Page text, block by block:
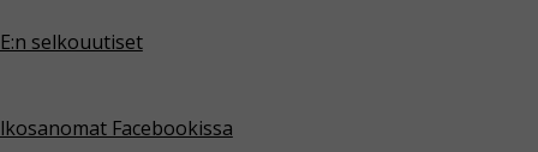
selkouutiset
Facebookissa